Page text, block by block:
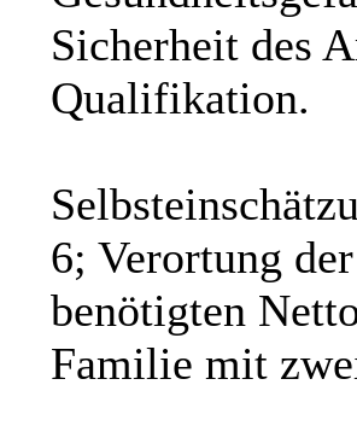
Sicherheit des
Qualifikation.
6; Verortung
benötigten
Familie mit